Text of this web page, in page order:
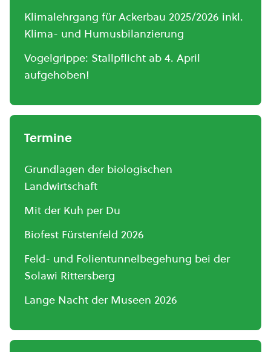
Klimalehrgang für Ackerbau 2025/2026 inkl.
Klima- und Humusbilanzierung
Vogelgrippe: Stallpflicht ab 4. April
aufgehoben!
Termine
Grundlagen der biologischen
Landwirtschaft
Mit der Kuh per Du
Biofest Fürstenfeld 2026
Feld- und Folientunnelbegehung bei der
Solawi Rittersberg
Lange Nacht der Museen 2026